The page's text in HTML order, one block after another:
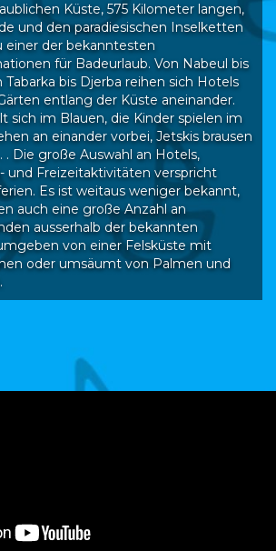
Küste, 575 Kilometer langen,
und den paradiesischen Inselketten
einer der bekanntesten
für Badeurlaub. Von Nabeul bis
Tabarka bis Djerba reihen sich Hotels
entlang der Küste aneinander.
sich im Blauen, die Kinder spielen im
an einander vorbei, Jetskis brausen
Die große Auswahl an Hotels,
und Freizeitaktivitäten verspricht
Es ist weitaus weniger bekannt,
auch eine große Anzahl an
ausserhalb der bekannten
von einer Felsküste mit
oder umsäumt von Palmen und